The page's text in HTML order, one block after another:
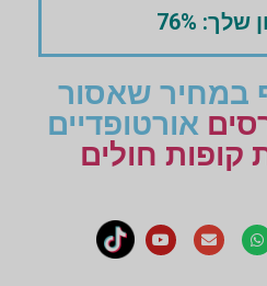
76%
במחיר שאסור
אורטופדיים
חולים